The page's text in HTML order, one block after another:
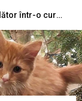
Pisoiul vagabond poposeşte întâmplător într-o curte în căutare de mâncare şi ajunge să-şi găsească căminul perfect